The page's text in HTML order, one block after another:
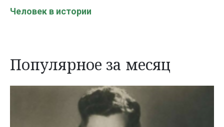
Человек в истории
Популярное за месяц